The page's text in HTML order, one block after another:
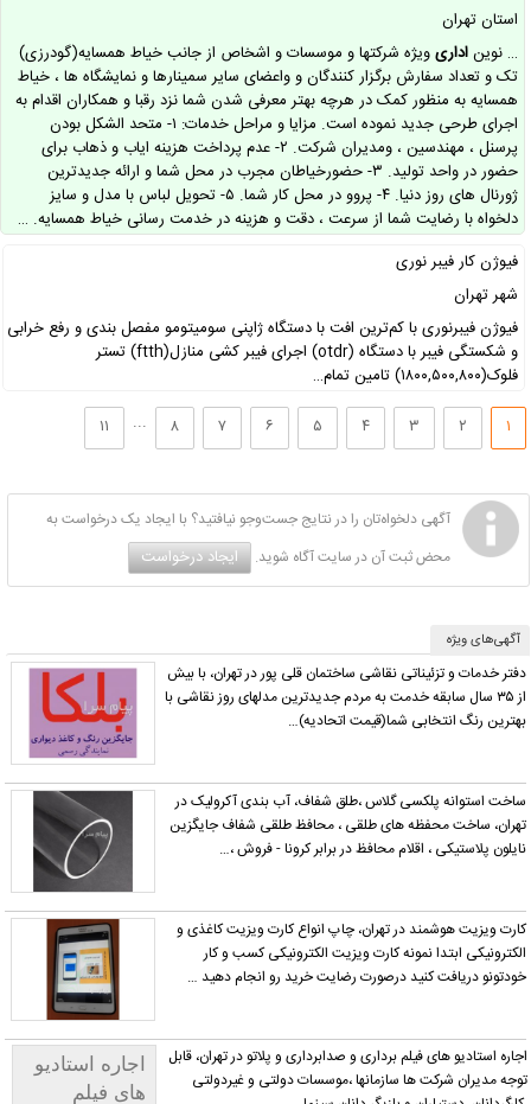
استان تهران
… نویناداریویژه شرکتها و موسسات و اشخاص از جانب خیاط همسایه(گودرزی)
تک و تعداد سفارش برگزار کنندگان و واعضای سایر سمینارها و نمایشگاه ها ، خیاط
همسایه به منظور کمک در هرچه بهتر معرفی شدن شما نزد رقبا و همکاران اقدام به
اجرای طرحی جدید نموده است. مزایا و مراحل خدمات: ۱- متحد الشکل بودن
پرسنل ، مهندسین ، ومدیران شرکت. ۲- عدم پرداخت هزینه ایاب و ذهاب برای
حضور در واحد تولید. ۳- حضورخیاطان مجرب در محل شما و ارائه جدیدترین
ژورنال های روز دنیا. ۴- پروو در محل کار شما. ۵- تحویل لباس با مدل و سایز
دلخواه با رضایت شما از سرعت ، دقت و هزینه در خدمت رسانی خیاط همسایه. …
فیوژن کار فیبر نوری
شهر تهران
فیوژن فیبرنوری با کم‌ترین افت با دستگاه ژاپنی سومیتومو مفصل بندی و رفع خرابی
و شکستگی فیبر با دستگاه (otdr) اجرای فیبر کشی منازل(ftth) تستر
فلوک(۱۸۰۰,۵۰۰,۸۰۰) تامین تمام…
۲ ۳ ۴ ۵ ۶ ۷ ۸ ... ۱۱
آگهی دلخواه‌تان را در نتایج جست‌وجو نیافتید؟ با ایجاد یک درخواست به
محض ثبت آن در سایت آگاه شوید. ایجاد درخواست
آگهی‌های ویژه
دفتر خدمات و تزئیناتی نقاشی ساختمان قلی پور در تهران، با بیش
از ۳۵ سال سابقه خدمت به مردم جدیدترین مدلهای روز نقاشی با
بهترین رنگ انتخابی شما(قیمت اتحادیه)…
ساخت استوانه پلکسی گلاس ،طلق شفاف، آب بندی آکرولیک در
تهران، ساخت محفظه های طلقی ، محافظ طلقی شفاف جایگزین
نایلون پلاستیکی ، اقلام محافظ در برابر کرونا - فروش ،…
کارت ویزیت هوشمند در تهران، چاپ انواع کارت ویزیت کاغذی و
الکترونیکی ابتدا نمونه کارت ویزیت الکترونیکی کسب و کار
خودتونو دریافت کنید درصورت رضایت خرید رو انجام دهید …
اجاره استادیو
های فیلم
اجاره استادیو های فیلم برداری و صدابرداری و پلاتو در تهران، قابل
توجه مدیران شرکت ها سازمانها ،موسسات دولتی و غیردولتی